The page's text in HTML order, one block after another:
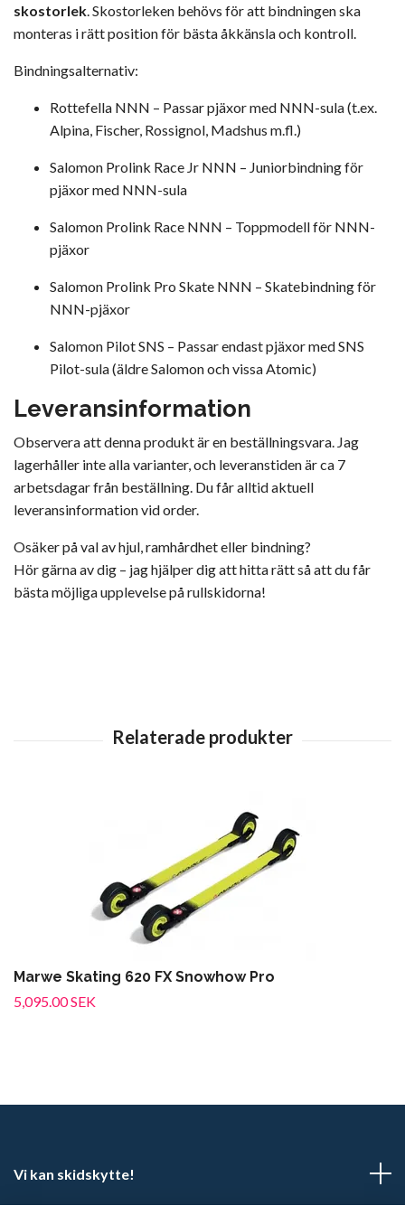
skostorlek. Skostorleken behövs för att bindningen ska
monteras i rätt position för bästa åkkänsla och kontroll.
Bindningsalternativ:
Rottefella NNN – Passar pjäxor med NNN-sula (t.ex.
Alpina, Fischer, Rossignol, Madshus m.fl.)
Salomon Prolink Race Jr NNN – Juniorbindning för
pjäxor med NNN-sula
Salomon Prolink Race NNN – Toppmodell för NNN-
pjäxor
Salomon Prolink Pro Skate NNN – Skatebindning för
NNN-pjäxor
Salomon Pilot SNS – Passar endast pjäxor med SNS
Pilot-sula (äldre Salomon och vissa Atomic)
Leveransinformation
Observera att denna produkt är en beställningsvara. Jag
lagerhåller inte alla varianter, och leveranstiden är ca 7
arbetsdagar från beställning. Du får alltid aktuell
leveransinformation vid order.
Osäker på val av hjul, ramhårdhet eller bindning?
Hör gärna av dig – jag hjälper dig att hitta rätt så att du får
bästa möjliga upplevelse på rullskidorna!
Marwe Skating 620 FX Snowhow Pro
5,095.00 SEK
Vi kan skidskytte!